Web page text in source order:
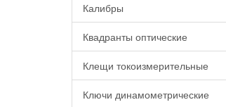
Калибры
Квадранты оптические
Клещи токоизмерительные
Ключи динамометрические